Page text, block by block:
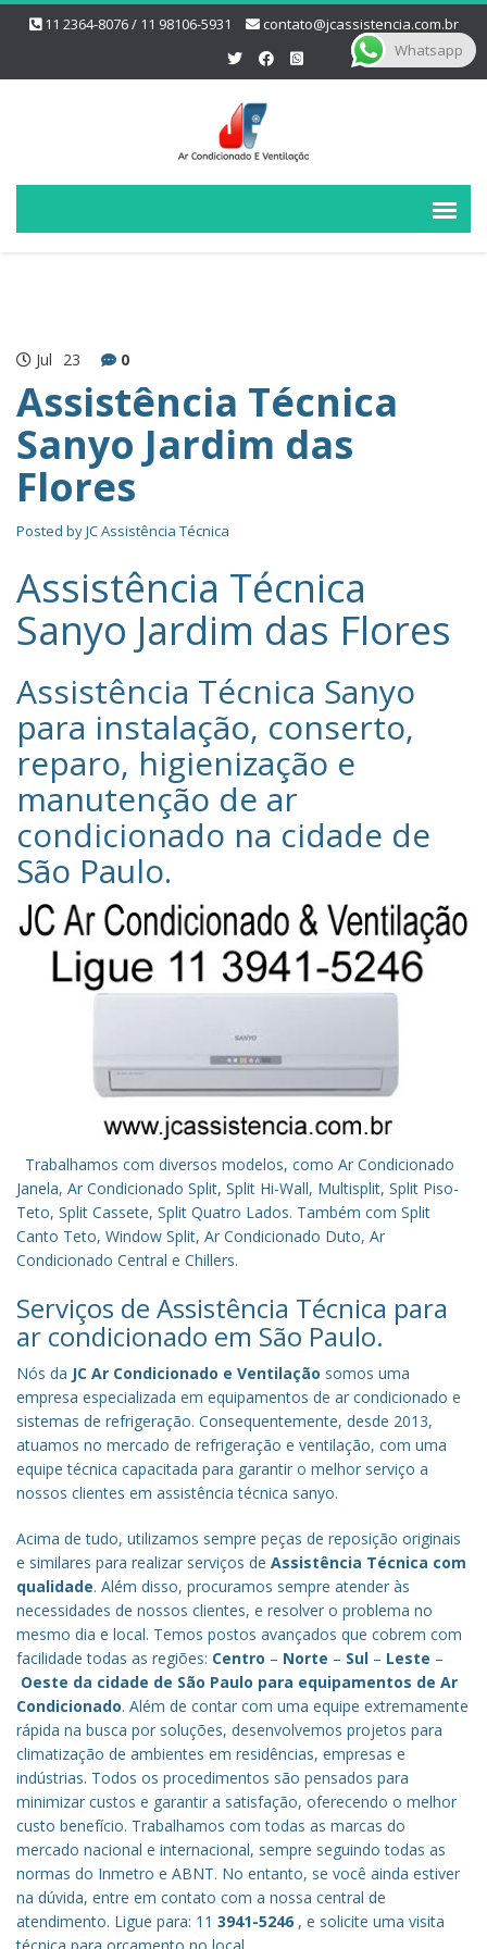
11 2364-8076 / 11 98106-5931 contato@jcassistencia.com.br
Jul 23 0
Assistência Técnica
Sanyo Jardim das
Flores
Posted byJC Assistência Técnica
Assistência Técnica
Sanyo Jardim das Flores
Assistência Técnica Sanyo‎
para instalação, conserto,
reparo, higienização e
manutenção de ar
condicionado na cidade de
São Paulo.
Trabalhamos com diversos modelos, como Ar Condicionado
Janela, Ar Condicionado Split, Split Hi-Wall, Multisplit, Split Piso-
Teto, Split Cassete, Split Quatro Lados. Também com Split
Canto Teto, Window Split, Ar Condicionado Duto, Ar
Condicionado Central e Chillers.
Serviços de Assistência Técnica para
ar condicionado em São Paulo.
Nós da JC Ar Condicionado e Ventilação somos uma
empresa especializada em equipamentos de ar condicionado e
sistemas de refrigeração. Consequentemente, desde 2013,
atuamos no mercado de refrigeração e ventilação, com uma
equipe técnica capacitada para garantir o melhor serviço a
nossos clientes em assistência técnica sanyo.
Acima de tudo, utilizamos sempre peças de reposição originais
e similares para realizar serviços de Assistência Técnica com
qualidade. Além disso, procuramos sempre atender às
necessidades de nossos clientes, e resolver o problema no
mesmo dia e local. Temos postos avançados que cobrem com
facilidade todas as regiões: Centro – Norte – Sul – Leste –
Oeste da cidade de São Paulo para equipamentos de Ar
Condicionado. Além de contar com uma equipe extremamente
rápida na busca por soluções, desenvolvemos projetos para
climatização de ambientes em residências, empresas e
indústrias. Todos os procedimentos são pensados para
minimizar custos e garantir a satisfação, oferecendo o melhor
custo benefício. Trabalhamos com todas as marcas do
mercado nacional e internacional, sempre seguindo todas as
normas do Inmetro e ABNT. No entanto, se você ainda estiver
na dúvida, entre em contato com a nossa central de
atendimento. Ligue para: 11 3941-5246 , e solicite uma visita
Whatsapp